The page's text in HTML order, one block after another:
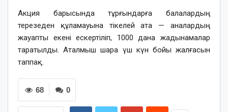
Акция барысында тұрғындарға балалардың
терезеден құламауына тікелей ата — аналардың
жауапты екені ескертіліп, 1000 дана жадынамалар
таратылды. Аталмыш шара үш күн бойы жалғасын
таппақ.
0
68